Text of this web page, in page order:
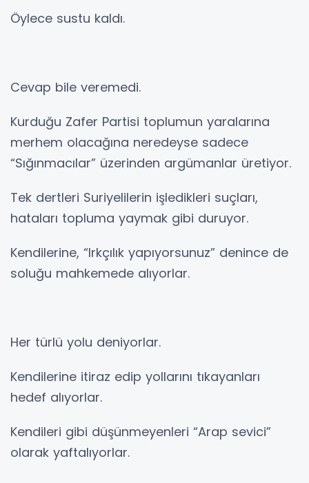
Öylece sustu kaldı.
Cevap bile veremedi.
Kurduğu Zafer Partisi toplumun yaralarına
merhem olacağına neredeyse sadece
“Sığınmacılar” üzerinden argümanlar üretiyor.
Tek dertleri Suriyelilerin işledikleri suçları,
hataları topluma yaymak gibi duruyor.
Kendilerine, “Irkçılık yapıyorsunuz” denince de
soluğu mahkemede alıyorlar.
Her türlü yolu deniyorlar.
Kendilerine itiraz edip yollarını tıkayanları
hedef alıyorlar.
Kendileri gibi düşünmeyenleri “Arap sevici”
olarak yaftalıyorlar.